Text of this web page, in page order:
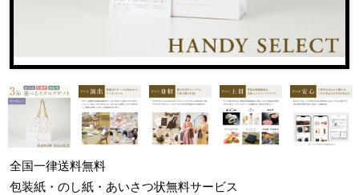
全国一律送料無料
包装紙・のし紙・あいさつ状無料サービス